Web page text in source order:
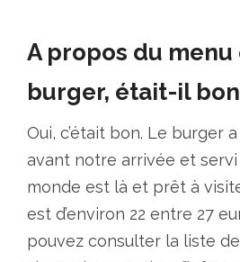
A propos du menu
burger, était-il bon
Oui, c’était bon. Le burger
avant notre arrivée et
monde est là et prêt à
est d’environ 22 entre 27
pouvez consulter la liste